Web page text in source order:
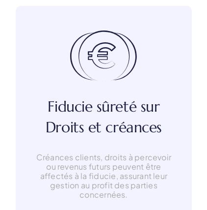
Fiducie sûreté sur
Droits et créances
Créances clients, droits à percevoir
ou revenus futurs peuvent être
affectés à la fiducie, assurant leur
gestion au profit des parties
concernées.